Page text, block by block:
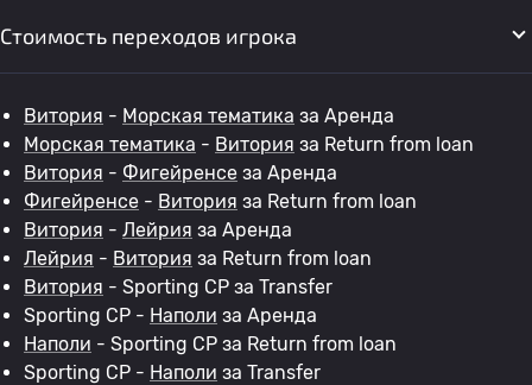
Стоимость переходов игрока
Витория - Морская тематика за Аренда
Морская тематика - Витория за Return from loan
Витория - Фигейренсе за Аренда
Фигейренсе - Витория за Return from loan
Витория - Лейрия за Аренда
Лейрия - Витория за Return from loan
Витория - Sporting CP за Transfer
Sporting CP - Наполи за Аренда
Наполи - Sporting CP за Return from loan
Sporting CP - Наполи за Transfer